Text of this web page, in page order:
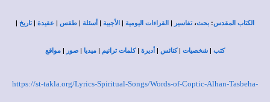
الكتاب المقدس: بحث،تفاسير | القراءات اليومية | الأجبية | أسئلة | طقس | عقيدة |تاريخ |
كتب | شخصيات |كنائس | أديرة |كلمات ترانيم | ميديا | صور | مواقع
https://st-takla.org/Lyrics-Spiritual-Songs/Words-of-Coptic-Alhan-Tasbeha-